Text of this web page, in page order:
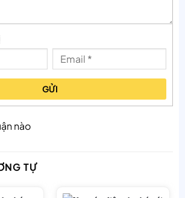
vận động -Tăng cường trí não’’
xem chi tiết của dòng xe này nhé
——————
GỬI
nào
TỰ